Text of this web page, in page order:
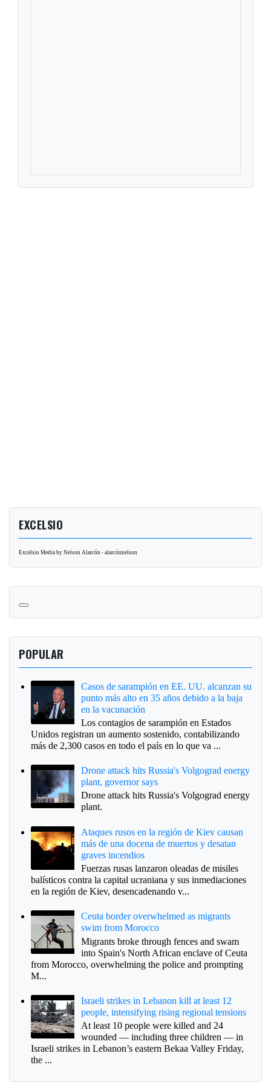
EXCELSIO
Excelsio Media by Nelson Alarcón - alarcónnelson
POPULAR
Casos de sarampión en EE. UU. alcanzan su
punto más alto en 35 años debido a la baja
en la vacunación
Los contagios de sarampión en Estados
Unidos registran un aumento sostenido, contabilizando
más de 2,300 casos en todo el país en lo que va ...
Drone attack hits Russia's Volgograd energy
plant, governor says
Drone attack hits Russia's Volgograd energy
plant.
Ataques rusos en la región de Kiev causan
más de una docena de muertos y desatan
graves incendios
Fuerzas rusas lanzaron oleadas de misiles
balísticos contra la capital ucraniana y sus inmediaciones
en la región de Kiev, desencadenando v...
Ceuta border overwhelmed as migrants
swim from Morocco
Migrants broke through fences and swam
into Spain's North African enclave of Ceuta
from Morocco, overwhelming the police and prompting
M...
Israeli strikes in Lebanon kill at least 12
people, intensifying rising regional tensions
At least 10 people were killed and 24
wounded — including three children — in
Israeli strikes in Lebanon’s eastern Bekaa Valley Friday,
the ...